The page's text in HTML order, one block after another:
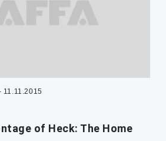
11.11.2015
of Heck: The Home